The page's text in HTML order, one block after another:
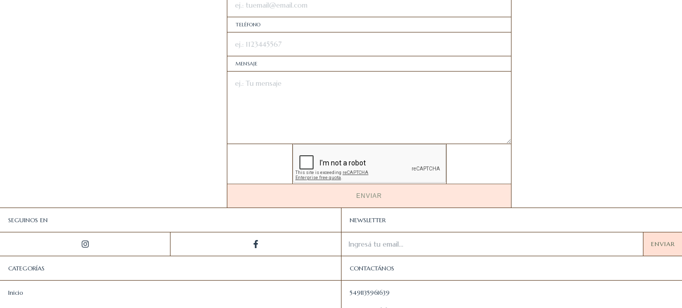
TELÉFONO
MENSAJE
ENVIAR
SEGUINOS EN NEWSLETTER
CATEGORÍAS
Inicio
CONTACTÁNOS
5491135961639